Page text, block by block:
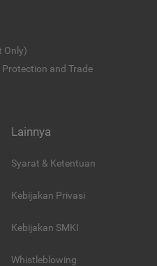
Only)
and Trade
Lainnya
Syarat & Ketentuan
Kebijakan Privasi
Kebijakan SMKI
Whistleblowing